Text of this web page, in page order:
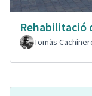
Rehabilitació
Tomàs